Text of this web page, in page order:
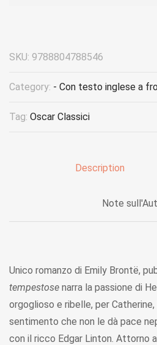
SKU: 9788804788546
Category: - Con testo inglese a
Tag: Oscar Classici
Description
Note
Unico romanzo di Emily Brontë,
tempestose narra la passione di
orgoglioso e ribelle, per Catherine,
sentimento che non le dà pace
con il ricco Edgar Linton. Attorno